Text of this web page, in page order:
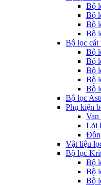
Bộ
Bộ
Bộ
Bô
Bộ lọc cát
Bộ
Bộ
Bộ
Bộ
Bộ
Bộ lọc
Phụ kiện
Van
Lõi
Vật liệu
Bộ lọc
Bộ
Bộ
Bộ